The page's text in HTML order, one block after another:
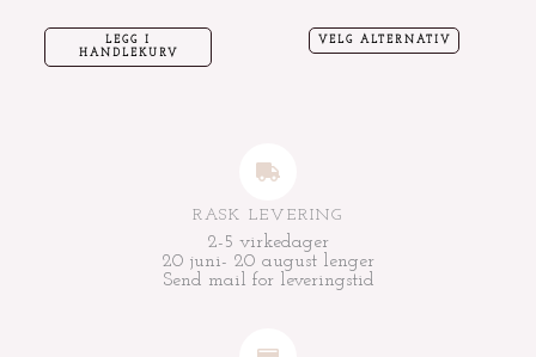
LEGG I
HANDLEKURV
VELG ALTERNATIV
RASK LEVERING
2-5 virkedager
20 juni- 20 august lenger
Send mail for leveringstid